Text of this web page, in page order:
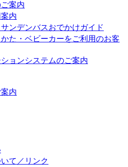
案内
内
ンデンバスおでかけガイド
た・ベビーカーをご利用のお客
ョンシステムのご案内
内
て／リンク